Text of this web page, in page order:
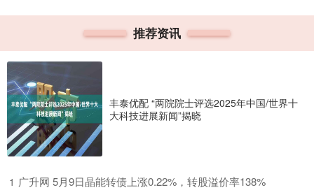
推荐资讯
丰泰优配 “两院院士评选2025年中国/世界十
大科技进展新闻”揭晓
1 ​广升网 5月9日晶能转债上涨0.22%，转股溢价率138%